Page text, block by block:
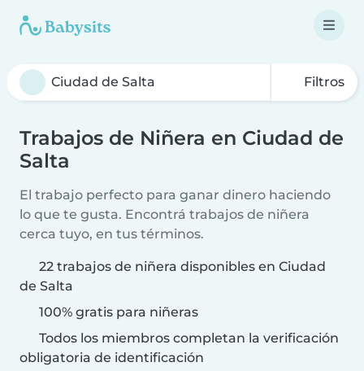
Filtros
Trabajos de Niñera en Ciudad de
Salta
El trabajo perfecto para ganar dinero haciendo
lo que te gusta. Encontrá trabajos de niñera
cerca tuyo, en tus términos.
22 trabajos de niñera disponibles en Ciudad
de Salta
100% gratis para niñeras
Todos los miembros completan la verificación
obligatoria de identificación